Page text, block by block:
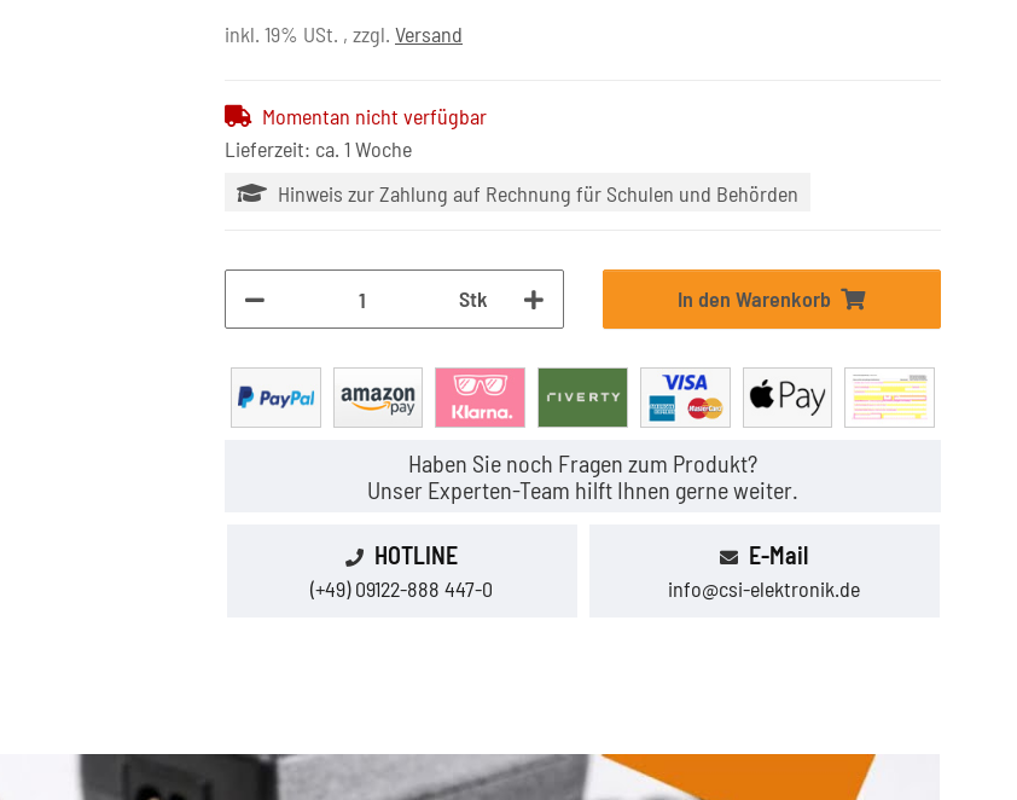
inkl. 19% USt. , zzgl. Versand
Momentan nicht verfügbar
Lieferzeit: ca. 1 Woche
Hinweis zur Zahlung auf Rechnung für Schulen und Behörden
Stk In den Warenkorb
Haben Sie noch Fragen zum Produkt?
Unser Experten-Team hilft Ihnen gerne weiter.
HOTLINE
(+49) 09122-888 447-0
E-Mail
info@csi-elektronik.de